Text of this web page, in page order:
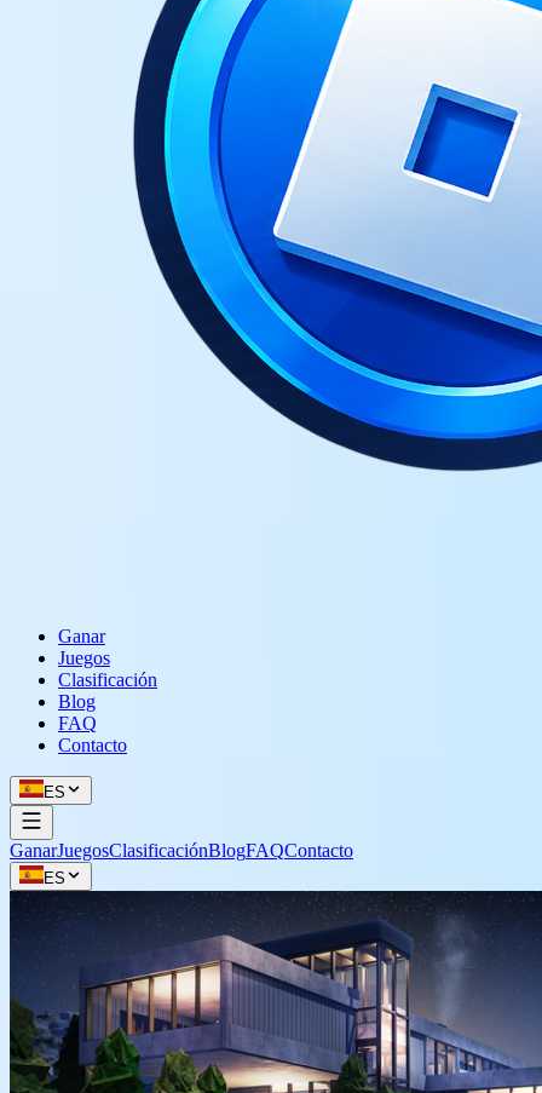
Ganar
Juegos
Clasificación
Blog
FAQ
Contacto
ES
GanarJuegosClasificaciónBlogFAQContacto
ES